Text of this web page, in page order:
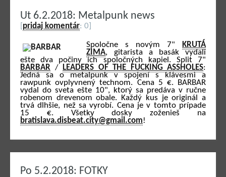
Ut 6.2.2018: Metalpunk news
pridaj komentár: 0]
Spoločne s novým 7"
KRUTÁ
ZIMA, gitarista a basák vydali
ešte dva počiny ich spoločných kapiel. Split 7"
BARBAR / LEADERS OF THE FUCKING ASSHOLES:
Jedná sa o metalpunk v spojení s klávesmi a
rawpunk ovplyvnený technom. Cena 5 €. BARBAR
vydal do sveta ešte 10", ktorý sa predáva v ručne
robenom drevenom obale. Každý kus je originál a
trvá dlhšie, než sa vyrobí. Cena je v tomto prípade
15 €. Všetky dosky zoženieš na
bratislava.disbeat.city@gmail.com!
Po 5.2.2018: FOTKY